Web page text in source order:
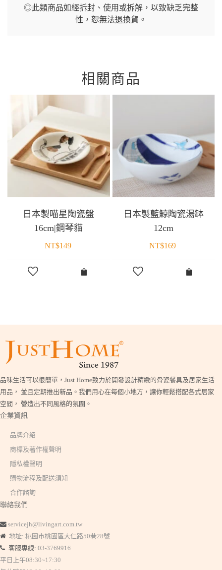
◎此類商品如經拆封、使用或拆解，以致缺乏完整
性，恕無法退換貨。
相關商品
日本製喵星陶瓷盤
16cm|鋼琴貓
NT$149
日本製藍鯨陶瓷湯缽
12cm
NT$169
品味生活可以很簡單，Just Home致力於開發設計精緻的骨瓷餐具及居家生活
用品， 並且定期推出新品。我們用心在每個小地方，讓你輕鬆搭配各式居家
空間， 營造出不同風格的氛圍。
企業資訊
品牌介紹
商標及著作權聲明
隱私權聲明
購物流程及配送須知
合作諮詢
聯絡我們
servicejh@livingart.com.tw
地址: 桃園市桃園區大仁路50巷28號
客服專線: 03-3769916
平日上午08:30~17:30